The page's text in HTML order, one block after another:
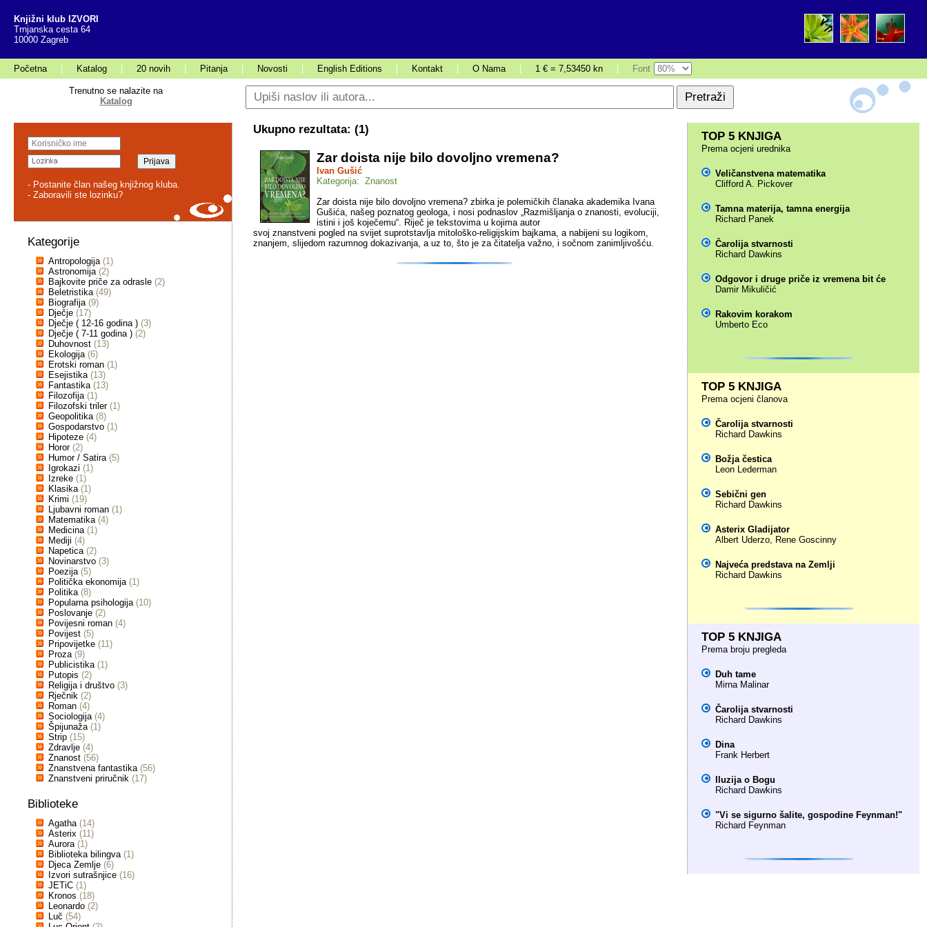
Knjižni klub IZVORI
Trnjanska cesta 64
10000 Zagreb
Početna Katalog 20 novih Pitanja Novosti English Editions Kontakt O Nama 1 € = 7,53450 kn Font
Trenutno se nalazite na
Katalog
- Postanite član našeg knjižnog kluba.
- Zaboravili ste lozinku?
Kategorije
Antropologija (1)
Astronomija (2)
Bajkovite priče za odrasle (2)
Beletristika (49)
Biografija (9)
Dječje (17)
Dječje ( 12-16 godina ) (3)
Dječje ( 7-11 godina ) (2)
Duhovnost (13)
Ekologija (6)
Erotski roman (1)
Esejistika (13)
Fantastika (13)
Filozofija (1)
Filozofski triler (1)
Geopolitika (8)
Gospodarstvo (1)
Hipoteze (4)
Horor (2)
Humor / Satira (5)
Igrokazi (1)
Izreke (1)
Klasika (1)
Krimi (19)
Ljubavni roman (1)
Matematika (4)
Medicina (1)
Mediji (4)
Napetica (2)
Novinarstvo (3)
Poezija (5)
Politička ekonomija (1)
Politika (8)
Popularna psihologija (10)
Poslovanje (2)
Povijesni roman (4)
Povijest (5)
Pripovijetke (11)
Proza (9)
Publicistika (1)
Putopis (2)
Religija i društvo (3)
Rječnik (2)
Roman (4)
Sociologija (4)
Špijunaža (1)
Strip (15)
Zdravlje (4)
Znanost (56)
Znanstvena fantastika (56)
Znanstveni priručnik (17)
Biblioteke
Agatha (14)
Asterix (11)
Aurora (1)
Biblioteka bilingva (1)
Djeca Zemlje (6)
Izvori sutrašnjice (16)
JETiC (1)
Kronos (18)
Leonardo (2)
Luč (54)
Ukupno rezultata: (1)
Zar doista nije bilo dovoljno vremena?
Ivan Gušić
Kategorija: Znanost
Zar doista nije bilo dovoljno vremena? zbirka je polemičkih članaka akademika Ivana
Gušića, našeg poznatog geologa, i nosi podnaslov „Razmišljanja o znanosti, evoluciji,
istini i još koječemu“. Riječ je tekstovima u kojima autor
svoj znanstveni pogled na svijet suprotstavlja mitološko-religijskim bajkama, a nabijeni su logikom,
znanjem, slijedom razumnog dokazivanja, a uz to, što je za čitatelja važno, i sočnom zanimljivošću.
TOP 5 KNJIGA
Prema ocjeni urednika
Veličanstvena matematika
Clifford A. Pickover
Tamna materija, tamna energija
Richard Panek
Čarolija stvarnosti
Richard Dawkins
Odgovor i druge priče iz vremena bit će
Damir Mikuličić
Rakovim korakom
Umberto Eco
TOP 5 KNJIGA
Prema ocjeni članova
Čarolija stvarnosti
Richard Dawkins
Božja čestica
Leon Lederman
Sebični gen
Richard Dawkins
Asterix Gladijator
Albert Uderzo, Rene Goscinny
Najveća predstava na Zemlji
Richard Dawkins
TOP 5 KNJIGA
Prema broju pregleda
Duh tame
Mirna Malinar
Čarolija stvarnosti
Richard Dawkins
Dina
Frank Herbert
Iluzija o Bogu
Richard Dawkins
"Vi se sigurno šalite, gospodine Feynman!"
Richard Feynman